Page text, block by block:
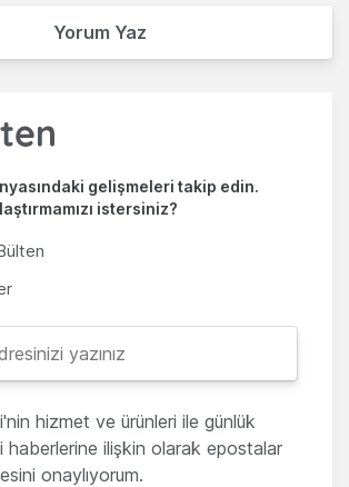
Yorum Yaz
gelişmeleri takip edin.
istersiniz?
hizmet ve ürünleri ile günlük
haberlerine ilişkin olarak epostalar
onaylıyorum.